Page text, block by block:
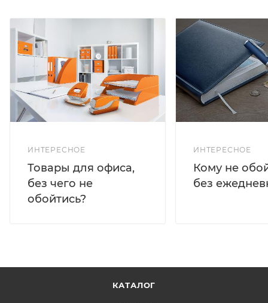
ИНТЕРЕСНОЕ
Товары для офиса,
без чего не
обойтись?
ИНТЕРЕСНОЕ
Кому не
без
КАТАЛОГ